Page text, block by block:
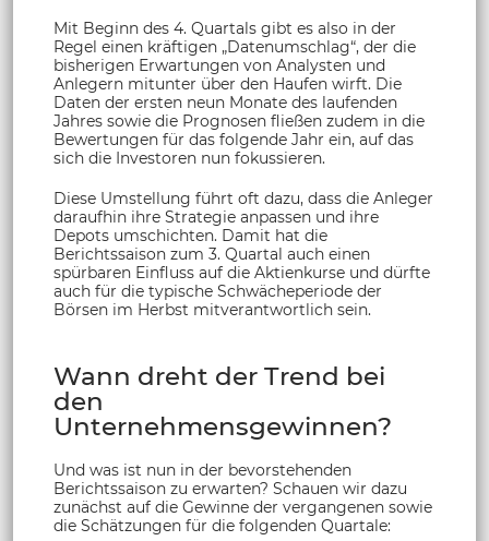
Mit Beginn des 4. Quartals gibt es also in der
Regel einen kräftigen „Datenumschlag“, der die
bisherigen Erwartungen von Analysten und
Anlegern mitunter über den Haufen wirft. Die
Daten der ersten neun Monate des laufenden
Jahres sowie die Prognosen fließen zudem in die
Bewertungen für das folgende Jahr ein, auf das
sich die Investoren nun fokussieren.
Diese Umstellung führt oft dazu, dass die Anleger
daraufhin ihre Strategie anpassen und ihre
Depots umschichten. Damit hat die
Berichtssaison zum 3. Quartal auch einen
spürbaren Einfluss auf die Aktienkurse und dürfte
auch für die typische Schwächeperiode der
Börsen im Herbst mitverantwortlich sein.
Wann dreht der Trend bei
den
Unternehmensgewinnen?
Und was ist nun in der bevorstehenden
Berichtssaison zu erwarten? Schauen wir dazu
zunächst auf die Gewinne der vergangenen sowie
die Schätzungen für die folgenden Quartale: